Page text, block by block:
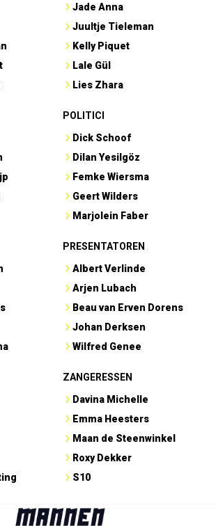
Jade Anna
Juultje Tieleman
Kelly Piquet
Lale Gül
Lies Zhara
POLITICI
Dick Schoof
Dilan Yesilgöz
Femke Wiersma
Geert Wilders
Marjolein Faber
PRESENTATOREN
Albert Verlinde
Arjen Lubach
Beau van Erven Dorens
Johan Derksen
Wilfred Genee
ZANGERESSEN
Davina Michelle
Emma Heesters
Maan de Steenwinkel
Roxy Dekker
S10